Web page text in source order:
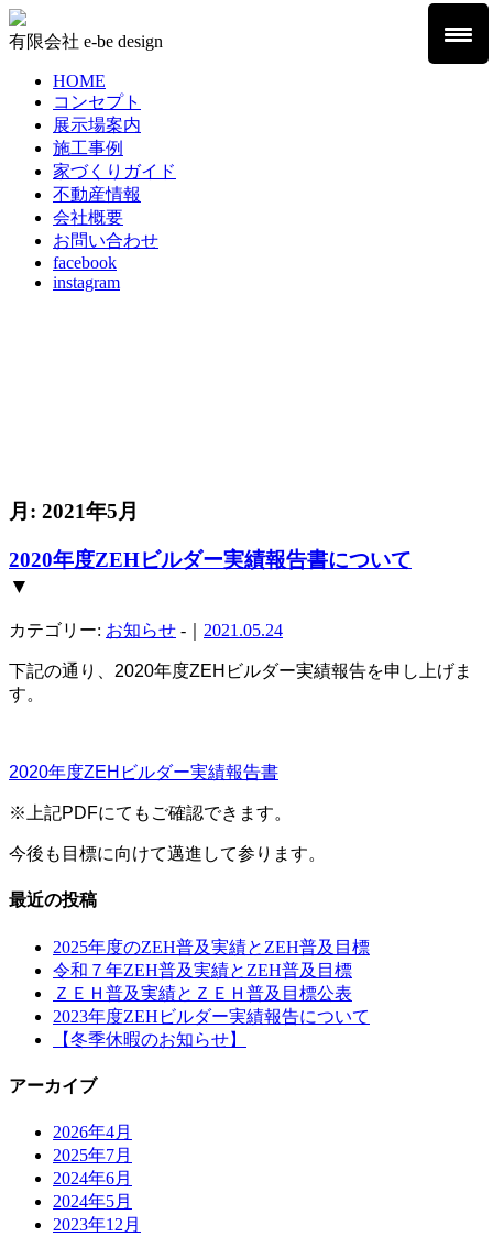
有限会社 e-be design
HOME
コンセプト
展示場案内
施工事例
家づくりガイド
不動産情報
会社概要
お問い合わせ
facebook
instagram
月: 2021年5月
2020年度ZEHビルダー実績報告書について
▼
カテゴリー: お知らせ -｜ 2021.05.24
下記の通り、2020年度ZEHビルダー実績報告を申し上げま
す。
2020年度ZEHビルダー実績報告書
※上記PDFにてもご確認できます。
今後も目標に向けて邁進して参ります。
最近の投稿
2025年度のZEH普及実績とZEH普及目標
令和７年ZEH普及実績とZEH普及目標
ＺＥＨ普及実績とＺＥＨ普及目標公表
2023年度ZEHビルダー実績報告について
【冬季休暇のお知らせ】
アーカイブ
2026年4月
2025年7月
2024年6月
2024年5月
2023年12月